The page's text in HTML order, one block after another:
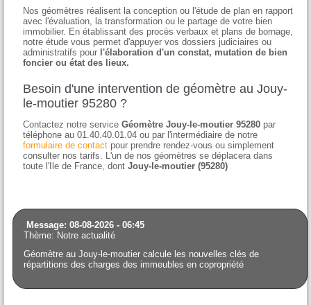
Nos géomètres réalisent la conception ou l'étude de plan en rapport
avec l'évaluation, la transformation ou le partage de votre bien
immobilier. En établissant des procès verbaux et plans de bornage,
notre étude vous permet d'appuyer vos dossiers judiciaires ou
administratifs pour l'élaboration d'un constat, mutation de bien
foncier ou état des lieux.
Besoin d'une intervention de géomètre au Jouy-
le-moutier 95280 ?
Contactez notre serviceGéomètre Jouy-le-moutier 95280 par
téléphone au 01.40.40.01.04 ou par l'intermédiaire de notre
formulaire de contact pour prendre rendez-vous ou simplement
consulter nos tarifs. L'un de nos géomètres se déplacera dans
toute l'Ile de France, dontJouy-le-moutier (95280)
Message: 08-08-2026 - 06:45
Thème: Notre actualité
Géomètre au Jouy-le-moutier calcule les nouvelles clés de
répartitions des charges des immeubles en copropriété